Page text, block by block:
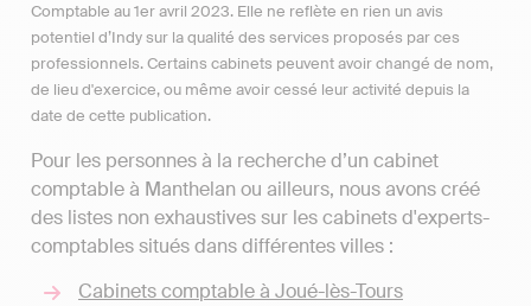
Comptable au 1er avril 2023. Elle ne reflète en rien un avis
potentiel d’Indy sur la qualité des services proposés par ces
professionnels. Certains cabinets peuvent avoir changé de nom,
de lieu d'exercice, ou même avoir cessé leur activité depuis la
date de cette publication.
Pour les personnes à la recherche d’un cabinet
comptable à Manthelan ou ailleurs, nous avons créé
des listes non exhaustives sur les cabinets d'experts-
comptables situés dans différentes villes :
Cabinets comptable à Joué-lès-Tours